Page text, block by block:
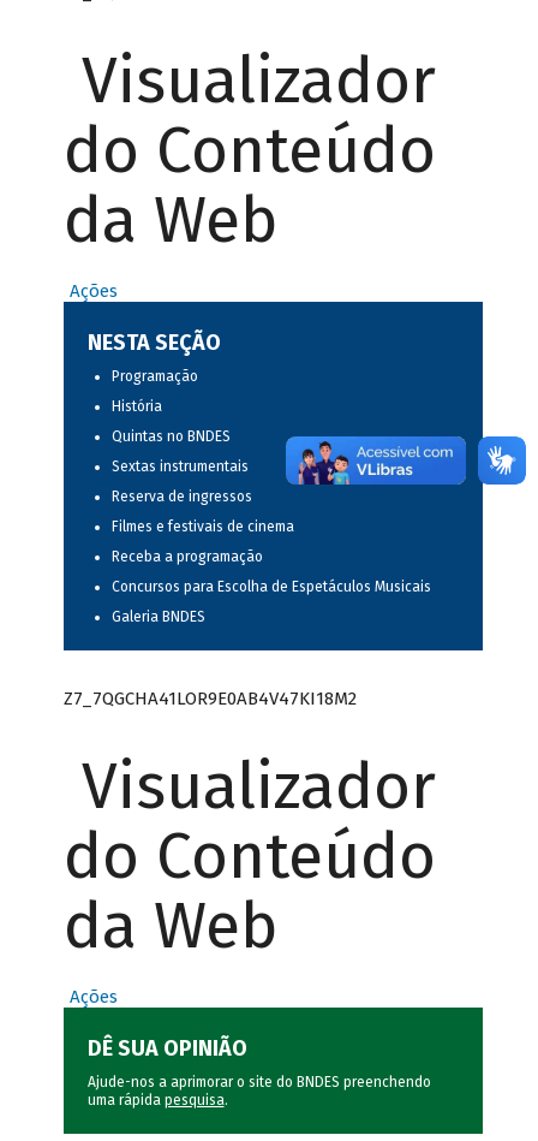
Visualizador
do Conteúdo
da Web
Ações
NESTA SEÇÃO
Programação
História
Quintas no BNDES
Sextas instrumentais
Reserva de ingressos
Filmes e festivais de cinema
Receba a programação
Concursos para Escolha de Espetáculos Musicais
Galeria BNDES
Z7_7QGCHA41LOR9E0AB4V47KI18M2
Visualizador
do Conteúdo
da Web
Ações
DÊ SUA OPINIÃO
Ajude-nos a aprimorar o site do BNDES preenchendo
uma rápida pesquisa.